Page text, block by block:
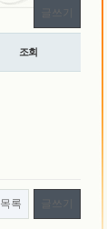
글쓰기
조회
목록 글쓰기